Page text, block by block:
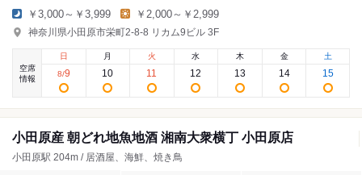
￥3,000～￥3,999 ￥2,000～￥2,999
神奈川県小田原市栄町2-8-8 リカム9ビル 3F
空席
情報
日
8/9
月
10
火
11
水
12
木
13
金
14
土
15
小田原産 朝どれ地魚地酒 湘南大衆横丁 小田原店
小田原駅 204m / 居酒屋、海鮮、焼き鳥